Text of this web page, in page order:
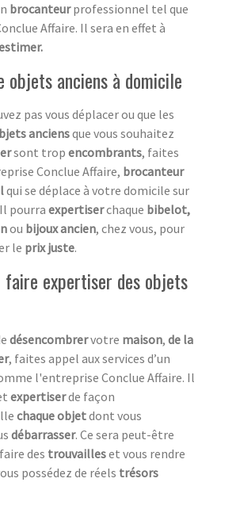
brocanteurprofessionnel tel que
Affaire. Il sera en effet à
objets anciens à domicile
pas vous déplacer ou que les
anciensque vous souhaitez
sont trop encombrants, faites
Conclue Affaire, brocanteur
qui se déplace à votre domicile sur
pourra expertiserchaque bibelot,
ou bijoux ancien, chez vous, pour
le prix juste.
faire expertiser des objets
désencombrervotre maison, de la
, faites appel aux services d’un
l'entreprise Conclue Affaire. Il
expertiserde façon
chaque objetdont vous
débarrasser. Ce sera peut-être
des trouvailleset vous rendre
possédez de réels trésors